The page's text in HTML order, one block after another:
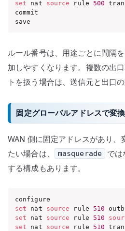
set nat source rule 500
commit
save
ルール番号は、用途ごとに間隔
加しやすくなります。複数の出
トを扱う場合は、送信元と出口
固定グローバルアドレスで変
WAN 側に固定アドレスがあり、
たい場合は、
masquerade
で
する構成もあります。
set nat source rule 510
set nat source rule 510
set nat source rule 510